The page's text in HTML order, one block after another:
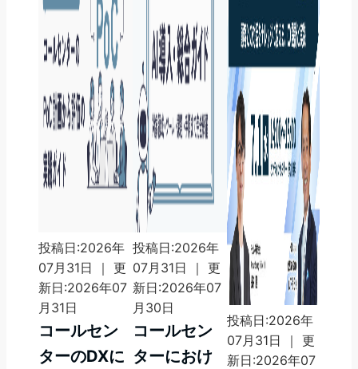
投稿日:2026年
07月31日 ｜ 更
新日:2026年07
月31日
コールセン
ターのDXに
投稿日:2026年
07月31日 ｜ 更
新日:2026年07
月30日
コールセン
ターにおけ
投稿日:2026年
07月31日 ｜ 更
新日:2026年07